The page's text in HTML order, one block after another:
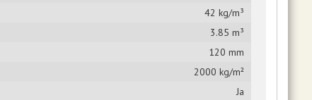
42 kg/m³
3.85 m³
120 mm
2000 kg/m²
Ja